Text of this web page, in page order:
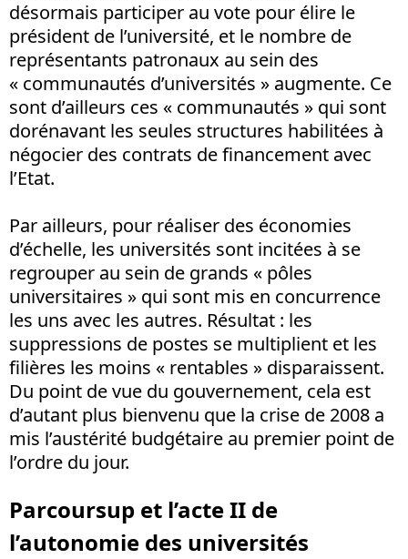
désormais participer au vote pour élire le
président de l’université, et le nombre de
représentants patronaux au sein des
« communautés d’universités » augmente. Ce
sont d’ailleurs ces « communautés » qui sont
dorénavant les seules structures habilitées à
négocier des contrats de financement avec
l’Etat.
Par ailleurs, pour réaliser des économies
d’échelle, les universités sont incitées à se
regrouper au sein de grands « pôles
universitaires » qui sont mis en concurrence
les uns avec les autres. Résultat : les
suppressions de postes se multiplient et les
filières les moins « rentables » disparaissent.
Du point de vue du gouvernement, cela est
d’autant plus bienvenu que la crise de 2008 a
mis l’austérité budgétaire au premier point de
l’ordre du jour.
Parcoursup et l’acte II de
l’autonomie des universités